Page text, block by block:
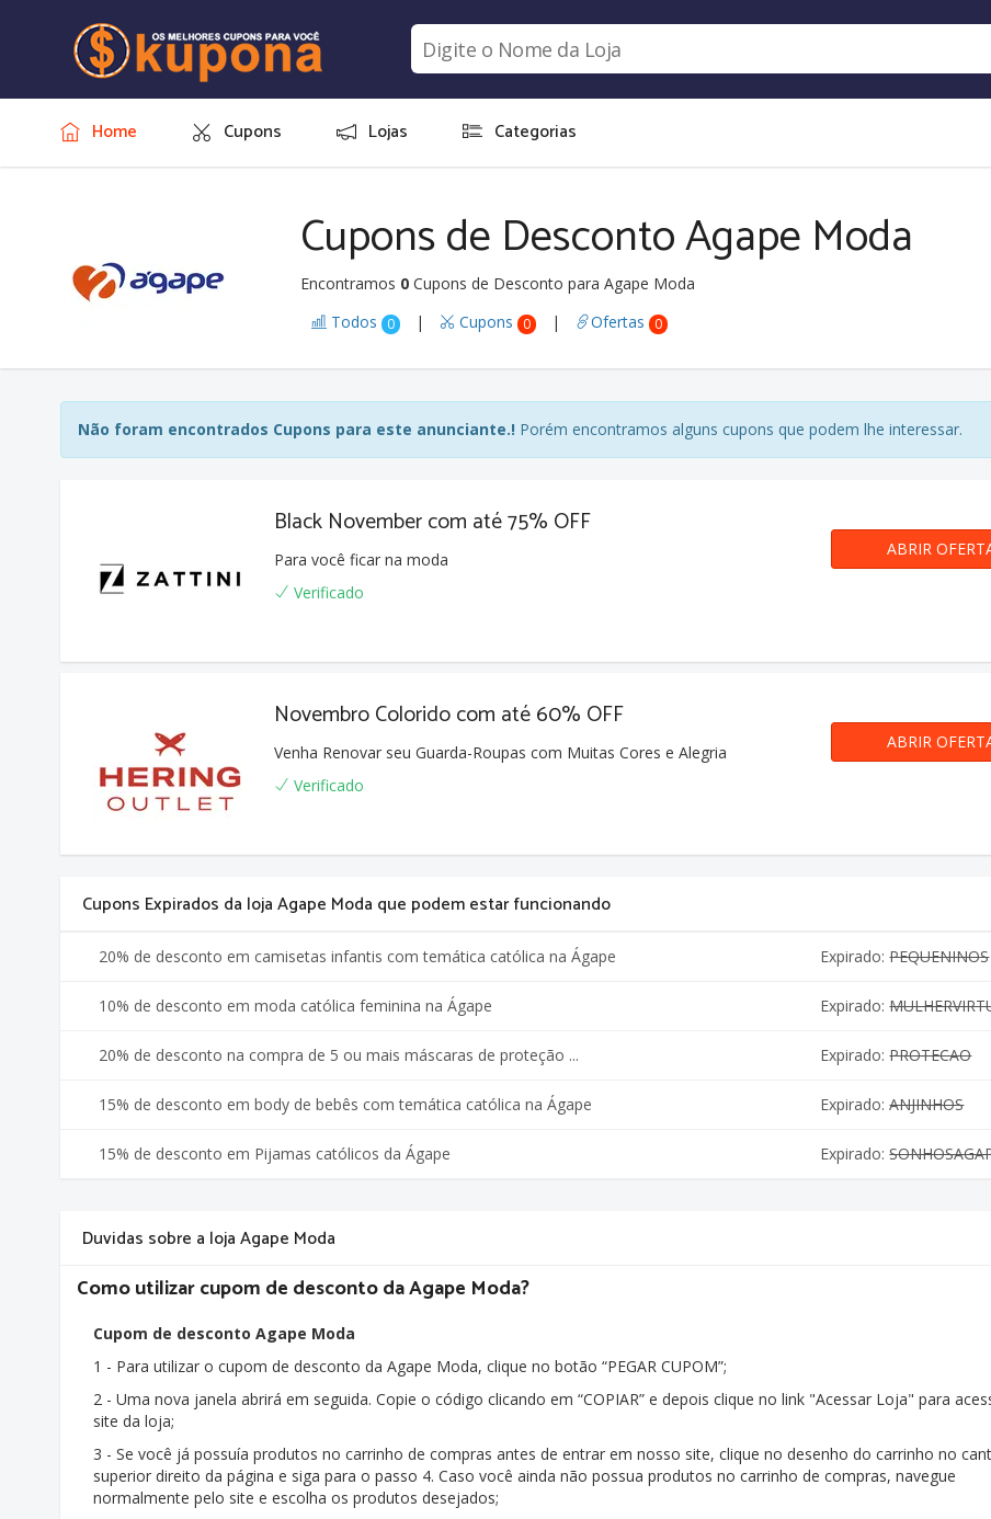
Home Cupons Lojas Categorias
Cupons de Desconto Agape Moda
Encontramos 0 Cupons de Desconto para Agape Moda
Todos
0 | Cupons 0 | Ofertas 0
Não foram encontrados Cupons para este anunciante.! Porém encontramos alguns cupons que podem lhe interessar.
Black November com até 75% OFF
Para você ficar na moda
Verificado
ABRIR
Novembro Colorido com até 60% OFF
Venha Renovar seu Guarda-Roupas com Muitas Cores e Alegria
Verificado
ABRIR
Cupons Expirados da loja Agape Moda que podem estar funcionando
20% de desconto em camisetas infantis com temática católica na Ágape Expirado:PEQUENINOS
10% de desconto em moda católica feminina na Ágape Expirado:
20% de desconto na compra de 5 ou mais máscaras de proteção ... Expirado:PROTECAO
15% de desconto em body de bebês com temática católica na Ágape Expirado:ANJINHOS
15% de desconto em Pijamas católicos da Ágape Expirado:
Duvidas sobre a loja Agape Moda
Como utilizar cupom de desconto da Agape Moda?
Cupom de desconto Agape Moda
1 - Para utilizar o cupom de desconto da Agape Moda, clique no botão “PEGAR CUPOM”;
2 - Uma nova janela abrirá em seguida. Copie o código clicando em “COPIAR” e depois clique no link "Acessar Loja" para
site da loja;
3 - Se você já possuía produtos no carrinho de compras antes de entrar em nosso site, clique no desenho do carrinho no
superior direito da página e siga para o passo 4. Caso você ainda não possua produtos no carrinho de compras, navegue
normalmente pelo site e escolha os produtos desejados;